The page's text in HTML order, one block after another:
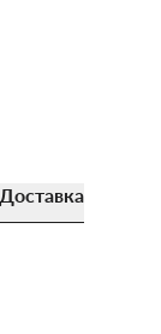
Доставка